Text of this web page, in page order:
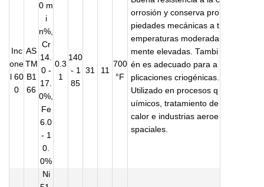
Inc
one
l 60
0
AS
TM
B1
66
0 m
i
n%,
Cr
14.
0 -
17.
0%,
Fe
6.0
- 1
0.
0%
0.3
1
140
- 1
85
31 11
700
°F
orrosión y conserva pro
piedades mecánicas a t
emperaturas moderada
mente elevadas. Tambi
én es adecuado para a
plicaciones criogénicas.
Utilizado en procesos q
uímicos, tratamiento de
calor e industrias aeroe
spaciales.
Ni